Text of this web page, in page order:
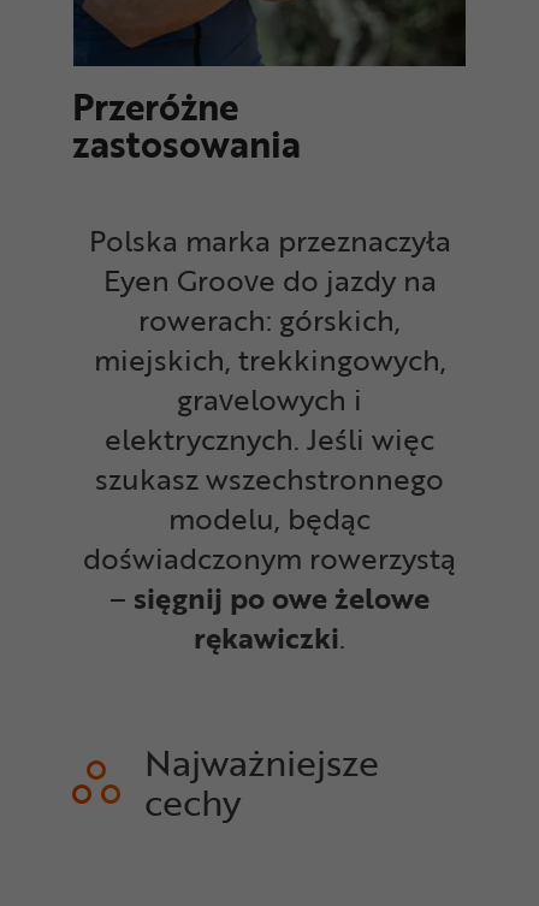
Przeróżne
zastosowania
Polska marka przeznaczyła
Eyen Groove do jazdy na
rowerach: górskich,
miejskich, trekkingowych,
gravelowych i
elektrycznych. Jeśli więc
szukasz wszechstronnego
modelu, będąc
doświadczonym rowerzystą
– sięgnij po owe żelowe
rękawiczki.
Najważniejsze
cechy